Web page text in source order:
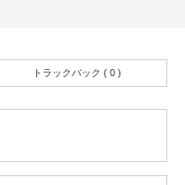
トラックバック ( 0 )